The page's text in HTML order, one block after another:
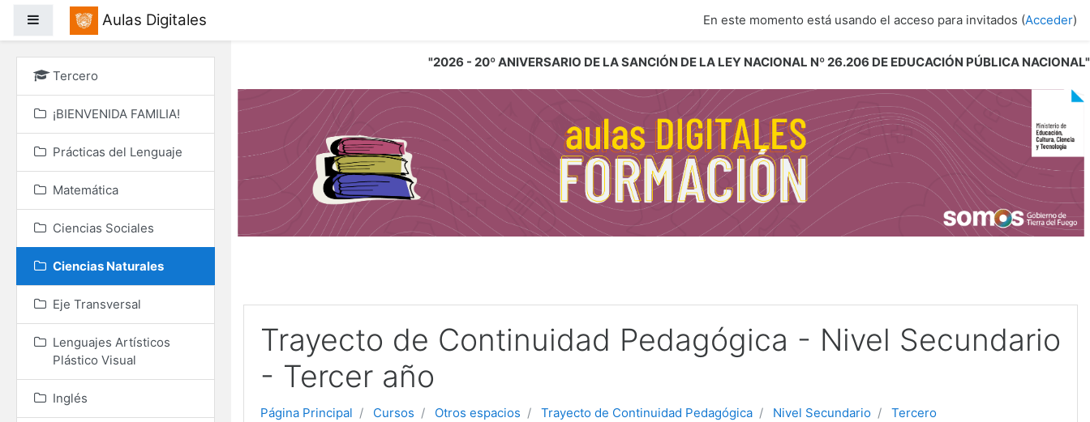
"2026 - 20º ANIVERSARIO DE LA SANCIÓN DE LA LEY NACIONAL Nº 26.206 DE EDUCACIÓN PÚBLICA NACIONAL"
Panel lateralAulas Digitales En este momento está usando el acceso para invitados (Acceder)
Trayecto de Continuidad Pedagógica - Nivel Secundario
- Tercer año
Página Principal Cursos Otros espacios Trayecto de Continuidad Pedagógica Nivel Secundario
Tercero
Tercero
¡BIENVENIDA FAMILIA!
Prácticas del Lenguaje
Matemática
Ciencias Sociales
Ciencias Naturales
Eje Transversal
Lenguajes Artísticos
Plástico Visual
Inglés